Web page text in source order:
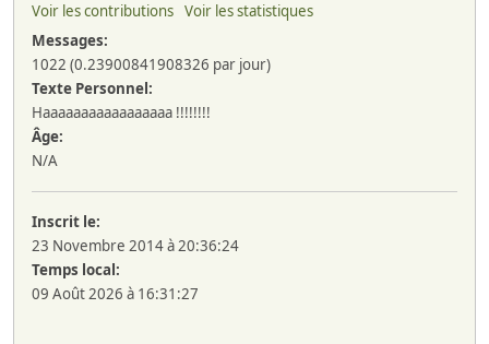
Voir les contributions Voir les statistiques
Messages:
1022 (0.23900841908326 par jour)
Texte Personnel:
Haaaaaaaaaaaaaaaaa !!!!!!!!
Âge:
N/A
Inscrit le:
23 Novembre 2014 à 20:36:24
Temps local:
09 Août 2026 à 16:31:27